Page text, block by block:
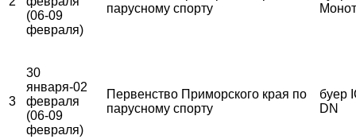
(06-09
февраля)
парусному спорту
3
30
января-02
февраля
(06-09
февраля)
Первенство Приморского края по
парусному спорту
буер
DN